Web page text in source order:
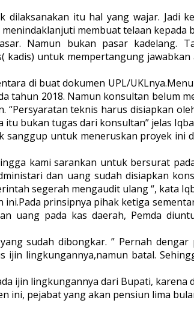
itu hal yang wajar. Jadi
membuat telaan
Namun bukan pasar kadelang.
untuk mempertangung
di buat dokumen UPL/
tahun 2018. Namun konsultan belum
teknis harus disiapkan
bukan tugas dari konsultan” jelas
untuk meneruskan proyek ini
kami sarankan untuk bersurat
dan uang sudah disiapkan
segerah mengaudit ulang “, kata
prinsipnya pihak ketiga
uang pada kas daerah, Pemda
sudah dibongkar. ” Pernah
lingkungannya,namun batal.
ijin lingkungannya dari Bupati, karena
ini, pejabat yang akan pensiun lima